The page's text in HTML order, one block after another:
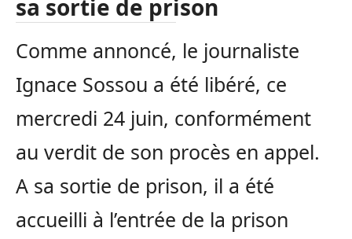
sa sortie de prison
Comme annoncé, le journaliste
Ignace Sossou a été libéré, ce
mercredi 24 juin, conformément
au verdit de son procès en appel.
A sa sortie de prison, il a été
accueilli à l’entrée de la prison